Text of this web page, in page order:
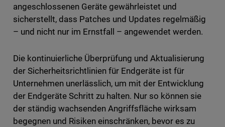
angeschlossenen Geräte gewährleistet und
sicherstellt, dass Patches und Updates regelmäßig
– und nicht nur im Ernstfall – angewendet werden.
Die kontinuierliche Überprüfung und Aktualisierung
der Sicherheitsrichtlinien für Endgeräte ist für
Unternehmen unerlässlich, um mit der Entwicklung
der Endgeräte Schritt zu halten. Nur so können sie
der ständig wachsenden Angriffsfläche wirksam
begegnen und Risiken einschränken, bevor es zu